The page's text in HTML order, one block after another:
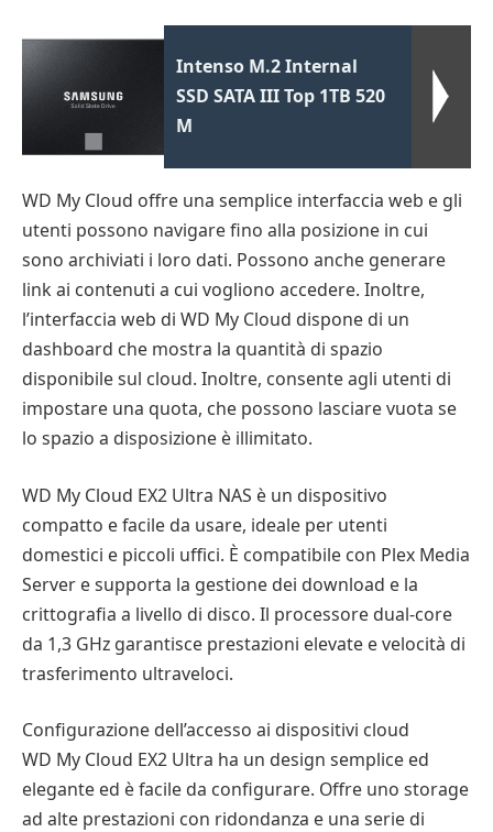
Intenso M.2 Internal
SSD SATA III Top 1TB 520
M
WD My Cloud offre una semplice interfaccia web e gli
utenti possono navigare fino alla posizione in cui
sono archiviati i loro dati. Possono anche generare
link ai contenuti a cui vogliono accedere. Inoltre,
l’interfaccia web di WD My Cloud dispone di un
dashboard che mostra la quantità di spazio
disponibile sul cloud. Inoltre, consente agli utenti di
impostare una quota, che possono lasciare vuota se
lo spazio a disposizione è illimitato.
WD My Cloud EX2 Ultra NAS è un dispositivo
compatto e facile da usare, ideale per utenti
domestici e piccoli uffici. È compatibile con Plex Media
Server e supporta la gestione dei download e la
crittografia a livello di disco. Il processore dual-core
da 1,3 GHz garantisce prestazioni elevate e velocità di
trasferimento ultraveloci.
Configurazione dell’accesso ai dispositivi cloud
WD My Cloud EX2 Ultra ha un design semplice ed
elegante ed è facile da configurare. Offre uno storage
ad alte prestazioni con ridondanza e una serie di